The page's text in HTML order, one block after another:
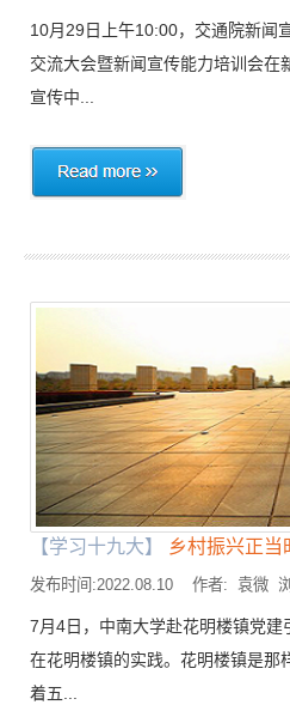
10月29日上午10:00，交通院新闻
交流大会暨新闻宣传能力培训会在
宣传中...
【学习十九大】 乡村振兴正当
发布时间:2022.08.10 作者: 袁微
7月4日，中南大学赴花明楼镇党
在花明楼镇的实践。花明楼镇是那
着五...